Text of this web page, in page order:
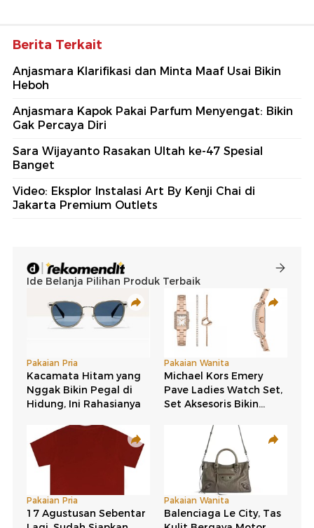
Berita Terkait
Anjasmara Klarifikasi dan Minta Maaf Usai Bikin
Heboh
Anjasmara Kapok Pakai Parfum Menyengat: Bikin
Gak Percaya Diri
Sara Wijayanto Rasakan Ultah ke-47 Spesial
Banget
Video: Eksplor Instalasi Art By Kenji Chai di
Jakarta Premium Outlets